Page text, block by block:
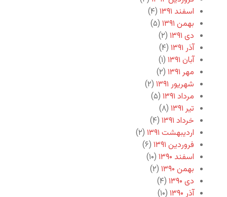
اسفند ۱۳۹۱
(۴)
بهمن ۱۳۹۱
(۵)
دی ۱۳۹۱
(۲)
آذر ۱۳۹۱
(۴)
آبان ۱۳۹۱
(۱)
مهر ۱۳۹۱
(۲)
شهریور ۱۳۹۱
(۲)
مرداد ۱۳۹۱
(۵)
تیر ۱۳۹۱
(۸)
خرداد ۱۳۹۱
(۴)
اردیبهشت ۱۳۹۱
(۲)
فروردین ۱۳۹۱
(۶)
اسفند ۱۳۹۰
(۱۰)
بهمن ۱۳۹۰
(۲)
دی ۱۳۹۰
(۴)
آذر ۱۳۹۰
(۱۰)